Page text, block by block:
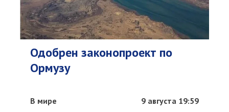
Одобрен законопроект по
Ормузу
В мире 9 августа 19:59